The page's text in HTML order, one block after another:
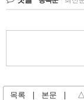
목록 본문